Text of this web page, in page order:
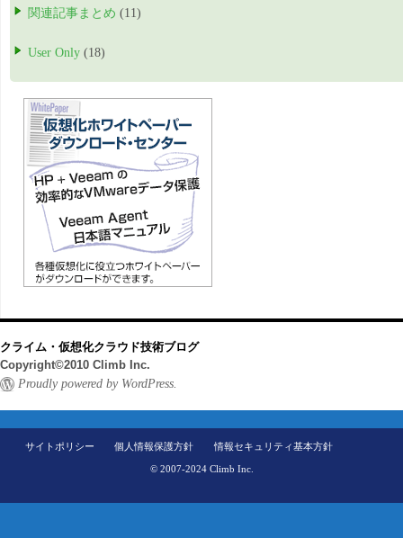
関連記事まとめ (11)
User Only (18)
クライム・仮想化クラウド技術ブログ
Copyright©2010 Climb Inc.
Proudly powered by WordPress.
サイトポリシー 個人情報保護方針 情報セキュリティ基本方針
© 2007-2024 Climb Inc.